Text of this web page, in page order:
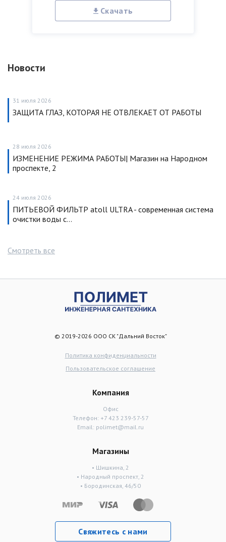
Скачать
Новости
31 июля 2026
ЗАЩИТА ГЛАЗ, КОТОРАЯ НЕ ОТВЛЕКАЕТ ОТ РАБОТЫ
28 июля 2026
ИЗМЕНЕНИЕ РЕЖИМА РАБОТЫ| Магазин на Народном
проспекте, 2
24 июля 2026
ПИТЬЕВОЙ ФИЛЬТР atoll ULTRA - современная система
очистки воды с…
Смотреть все
© 2019-2026 ООО СК "Дальний Восток"
Политика конфиденциальности
Пользовательское соглашение
Компания
Офис
Телефон: +7 423 239-57-57
Email: polimet@mail.ru
Магазины
• Шишкина, 2
• Народный проспект, 2
• Бородинская, 46/50
Свяжитесь с нами